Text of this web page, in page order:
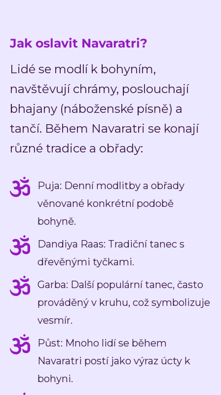
Jak oslavit Navaratri?
Lidé se modlí k bohyním,
navštěvují chrámy, poslouchají
bhajany (náboženské písně) a
tančí. Během Navaratri se konají
různé tradice a obřady:
Puja: Denní modlitby a obřady
věnované konkrétní podobě
bohyně.
Dandiya Raas: Tradiční tanec s
dřevěnými tyčkami.
Garba: Další populární tanec, často
prováděný v kruhu, což symbolizuje
vesmír.
Půst: Mnoho lidí se během
Navaratri postí jako výraz úcty k
bohyni.